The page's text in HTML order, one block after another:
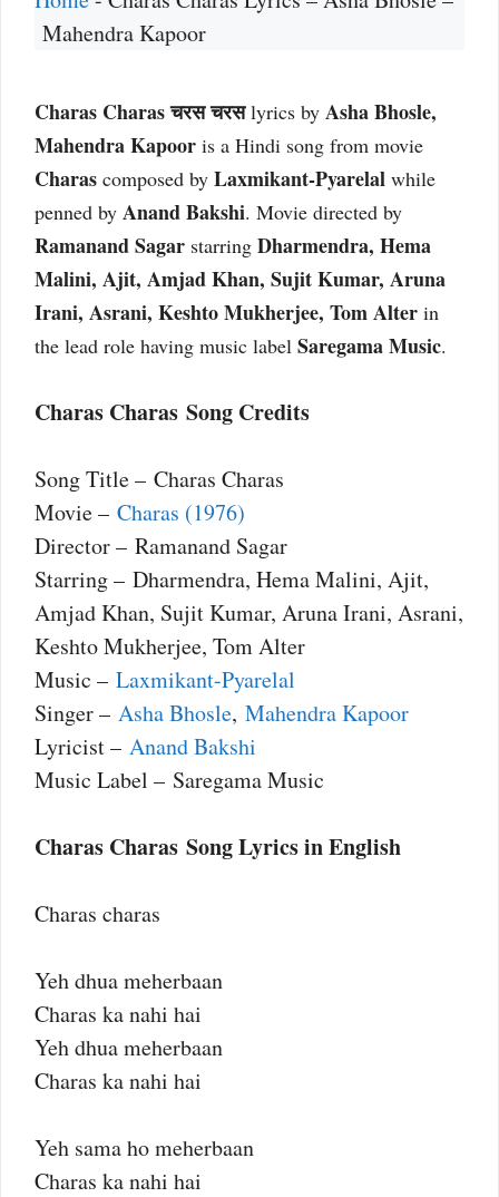
Mahendra Kapoor
Charas Charas चरस चरसlyrics by Asha Bhosle,
Mahendra Kapoor is a Hindi song from movie
Charas composed by Laxmikant-Pyarelal while
penned by Anand Bakshi. Movie directed by
Ramanand Sagar starring Dharmendra, Hema
Malini, Ajit, Amjad Khan, Sujit Kumar, Aruna
Irani, Asrani, Keshto Mukherjee, Tom Alter in
the lead role having music label Saregama Music.
Charas Charas Song Credits
Song Title – Charas Charas
Movie – Charas (1976)
Director – Ramanand Sagar
Starring – Dharmendra, Hema Malini, Ajit,
Amjad Khan, Sujit Kumar, Aruna Irani, Asrani,
Keshto Mukherjee, Tom Alter
Music – Laxmikant-Pyarelal
Singer – Asha Bhosle, Mahendra Kapoor
Lyricist – Anand Bakshi
Music Label – Saregama Music
Charas Charas Song Lyrics in English
Charas charas
Yeh dhua meherbaan
Charas ka nahi hai
Yeh dhua meherbaan
Charas ka nahi hai
Yeh sama ho meherbaan
Charas ka nahi hai